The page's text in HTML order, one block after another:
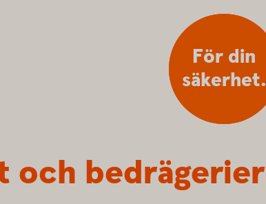
och bedrägerier
För din
säkerhet.